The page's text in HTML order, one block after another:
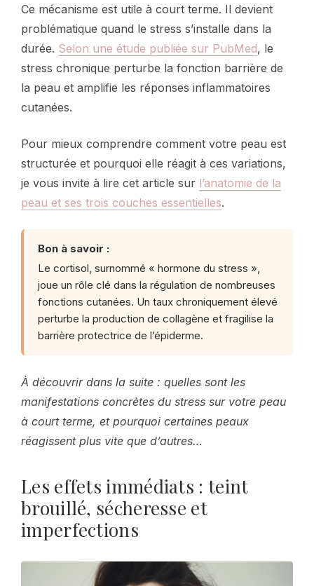
Ce mécanisme est utile à court terme. Il devient
problématique quand le stress s’installe dans la
durée. Selon une étude publiée sur PubMed, le
stress chronique perturbe la fonction barrière de
la peau et amplifie les réponses inflammatoires
cutanées.
Pour mieux comprendre comment votre peau est
structurée et pourquoi elle réagit à ces variations,
je vous invite à lire cet article sur l’anatomie de la
peau et ses trois couches essentielles.
Bon à savoir :
Le cortisol, surnommé « hormone du stress »,
joue un rôle clé dans la régulation de nombreuses
fonctions cutanées. Un taux chroniquement élevé
perturbe la production de collagène et fragilise la
barrière protectrice de l’épiderme.
À découvrir dans la suite : quelles sont les
manifestations concrètes du stress sur votre peau
à court terme, et pourquoi certaines peaux
réagissent plus vite que d’autres…
Les effets immédiats : teint
brouillé, sécheresse et
imperfections